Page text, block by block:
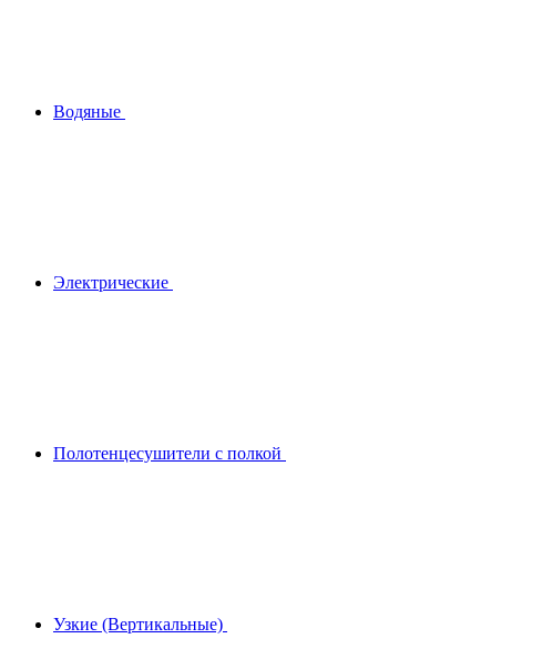
Водяные
Электрические
Полотенцесушители с полкой
Узкие (Вертикальные)